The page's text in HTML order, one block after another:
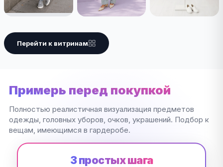
Перейти к витринам
Примерь перед покупкой
Полностью реалистичная визуализация предметов
одежды, головных уборов, очков, украшений. Подбор к
вещам, имеющимся в гардеробе.
3 простых шага